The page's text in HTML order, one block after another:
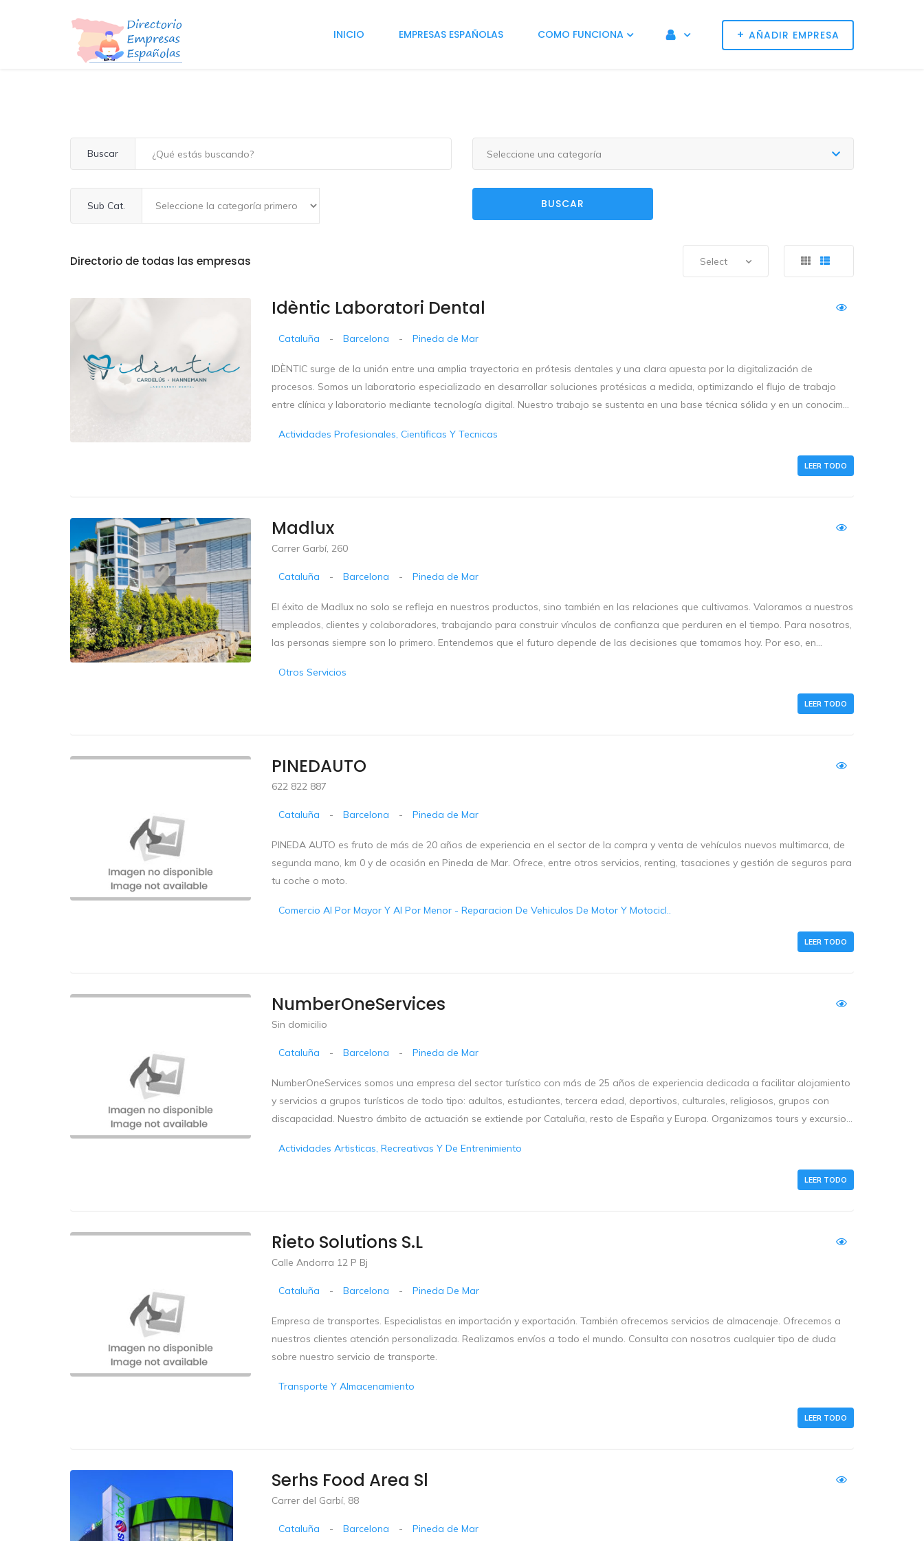
+ AÑADIR EMPRESA
INICIO EMPRESAS ESPAÑOLAS COMO FUNCIONA
Buscar Seleccione una categoría
Sub Cat. BUSCAR
Directorio de todas las empresas Select
Idèntic Laboratori Dental
Cataluña - Barcelona - Pineda de Mar
IDÈNTIC surge de la unión entre una amplia trayectoria en prótesis dentales y una clara apuesta por la digitalización de
procesos. Somos un laboratorio especializado en desarrollar soluciones protésicas a medida, optimizando el flujo de trabajo
entre clínica y laboratorio mediante tecnología digital. Nuestro trabajo se sustenta en una base técnica sólida y en un conocim...
Actividades Profesionales, Cientificas Y Tecnicas
LEER TODO
Madlux
Carrer Garbí, 260
Cataluña - Barcelona - Pineda de Mar
El éxito de Madlux no solo se refleja en nuestros productos, sino también en las relaciones que cultivamos. Valoramos a nuestros
empleados, clientes y colaboradores, trabajando para construir vínculos de confianza que perduren en el tiempo. Para nosotros,
las personas siempre son lo primero. Entendemos que el futuro depende de las decisiones que tomamos hoy. Por eso, en...
Otros Servicios
LEER TODO
PINEDAUTO
622 822 887
Cataluña - Barcelona - Pineda de Mar
PINEDA AUTO es fruto de más de 20 años de experiencia en el sector de la compra y venta de vehículos nuevos multimarca, de
segunda mano, km 0 y de ocasión en Pineda de Mar. Ofrece, entre otros servicios, renting, tasaciones y gestión de seguros para
tu coche o moto.
Comercio Al Por Mayor Y Al Por Menor - Reparacion De Vehiculos De Motor Y Motocicl..
LEER TODO
NumberOneServices
Sin domicilio
Cataluña - Barcelona - Pineda de Mar
NumberOneServices somos una empresa del sector turístico con más de 25 años de experiencia dedicada a facilitar alojamiento
y servicios a grupos turísticos de todo tipo: adultos, estudiantes, tercera edad, deportivos, culturales, religiosos, grupos con
discapacidad. Nuestro ámbito de actuación se extiende por Cataluña, resto de España y Europa. Organizamos tours y excursio...
Actividades Artisticas, Recreativas Y De Entrenimiento
LEER TODO
Rieto Solutions S.l
Calle Andorra 12 P Bj
Cataluña - Barcelona - Pineda De Mar
Empresa de transportes. Especialistas en importación y exportación. También ofrecemos servicios de almacenaje. Ofrecemos a
nuestros clientes atención personalizada. Realizamos envíos a todo el mundo. Consulta con nosotros cualquier tipo de duda
sobre nuestro servicio de transporte.
Transporte Y Almacenamiento
LEER TODO
Serhs Food Area Sl
Carrer del Garbí, 88
Cataluña - Barcelona - Pineda de Mar